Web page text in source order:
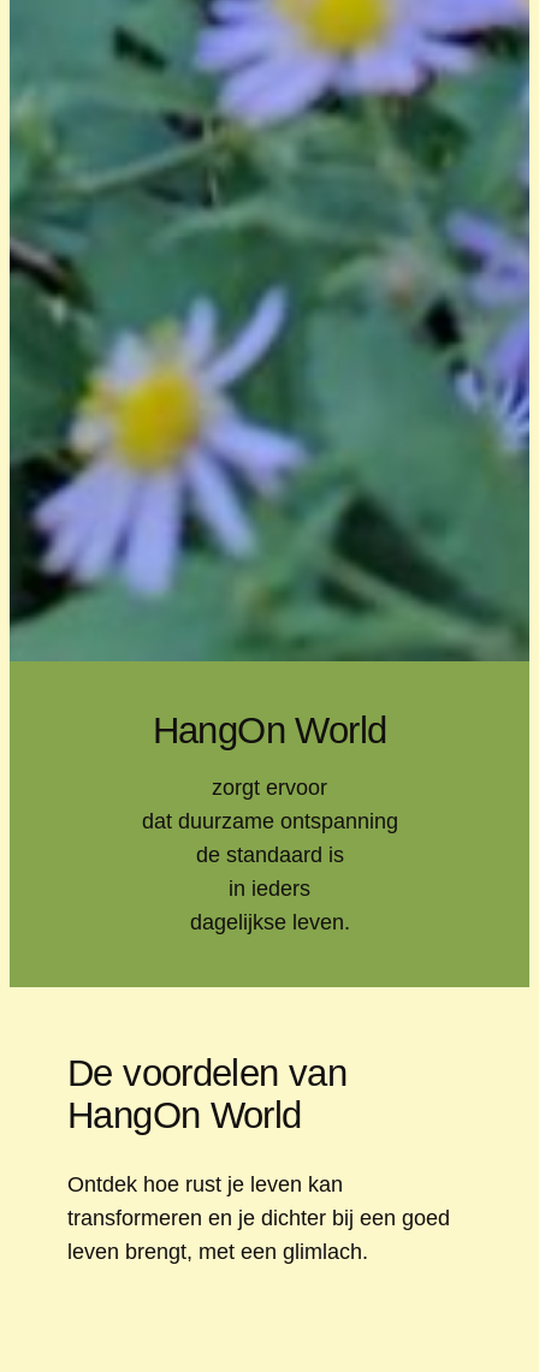
HangOn World
zorgt ervoor
dat duurzame ontspanning
de standaard is
in ieders
dagelijkse leven.
De voordelen van
HangOn World
Ontdek hoe rust je leven kan
transformeren en je dichter bij een goed
leven brengt, met een glimlach.